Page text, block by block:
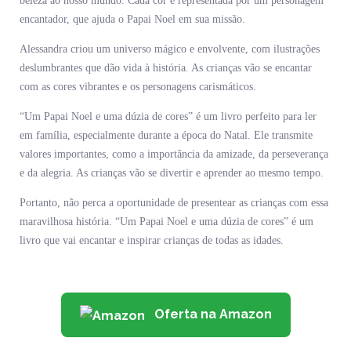
encantador, que ajuda o Papai Noel em sua missão.
Alessandra criou um universo mágico e envolvente, com ilustrações
deslumbrantes que dão vida à história. As crianças vão se encantar
com as cores vibrantes e os personagens carismáticos.
“Um Papai Noel e uma dúzia de cores” é um livro perfeito para ler
em família, especialmente durante a época do Natal. Ele transmite
valores importantes, como a importância da amizade, da perseverança
e da alegria. As crianças vão se divertir e aprender ao mesmo tempo.
Portanto, não perca a oportunidade de presentear as crianças com essa
maravilhosa história. “Um Papai Noel e uma dúzia de cores” é um
livro que vai encantar e inspirar crianças de todas as idades.
Oferta na Amazon